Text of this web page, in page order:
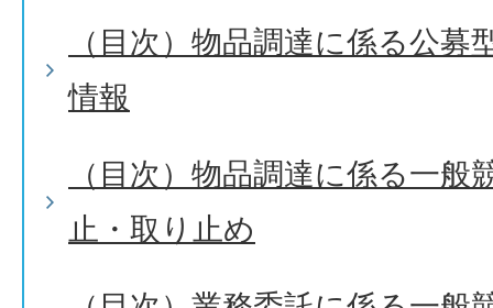
（目次）物品調達に係る公募
情報
（目次）物品調達に係る一般
止・取り止め